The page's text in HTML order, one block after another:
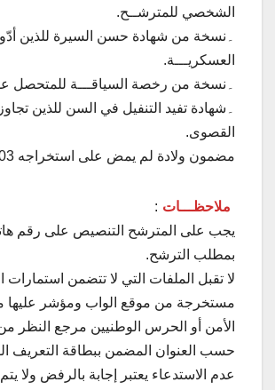
الشخصي للمترشــح.
۔نسخة من شهادة حسن السيرة للذين
العسكريـــة.
۔نسخة من رخصة السياقـــة للمتحصل
۔شهادة تفيد التنفيل في السن للذين
القصوى.
مضمون ولادة لم يمض على استخراجه 03 أشهر.
ملاحظـــات :
يجب على المترشح التنصيص على رقم
بمطلب الترشح.
لا تقبل الملفات التي لا تتضمن استمارات
مستخرجة من موقع الواب ومؤشر عليها
الأمن أو الحرس الوطنيين مرجع النظر
حسب العنوان المضمن ببطاقة التعريف
عدم الاستدعاء يعتبر إجابة بالرفض ولا